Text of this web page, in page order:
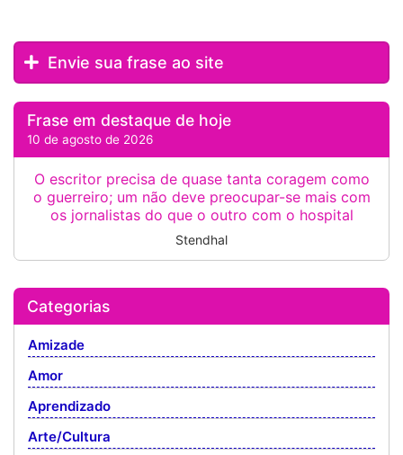
Envie sua frase ao site
Frase em destaque de hoje
10 de agosto de 2026
O escritor precisa de quase tanta coragem como
o guerreiro; um não deve preocupar-se mais com
os jornalistas do que o outro com o hospital
Stendhal
Categorias
Amizade
Amor
Aprendizado
Arte/Cultura